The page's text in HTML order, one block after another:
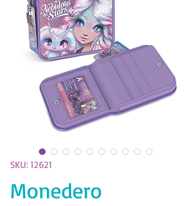
SKU: 12621
Monedero